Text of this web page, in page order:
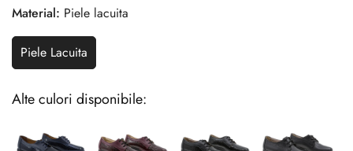
Material: Piele lacuita
Piele Lacuita
Alte culori disponibile: